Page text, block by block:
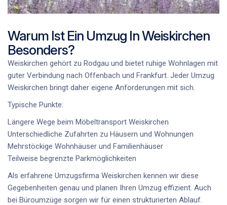
Warum Ist Ein Umzug In Weiskirchen
Besonders?
Weiskirchen gehört zu Rodgau und bietet ruhige Wohnlagen mit
guter Verbindung nach Offenbach und Frankfurt. Jeder Umzug
Weiskirchen bringt daher eigene Anforderungen mit sich.
Typische Punkte:
Längere Wege beim Möbeltransport Weiskirchen
Unterschiedliche Zufahrten zu Häusern und Wohnungen
Mehrstöckige Wohnhäuser und Familienhäuser
Teilweise begrenzte Parkmöglichkeiten
Als erfahrene Umzugsfirma Weiskirchen kennen wir diese
Gegebenheiten genau und planen Ihren Umzug effizient. Auch
bei Büroumzüge sorgen wir für einen strukturierten Ablauf.